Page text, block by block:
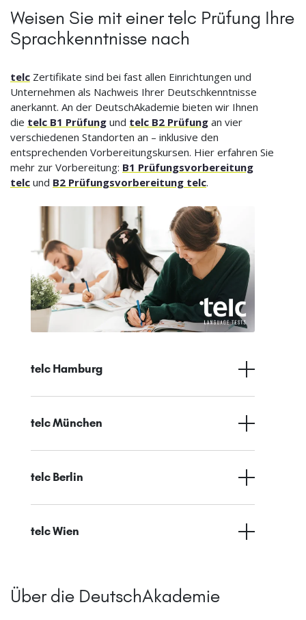
Weisen Sie mit einer telc Prüfung Ihre
Sprachkenntnisse nach
telc Zertifikate sind bei fast allen Einrichtungen und
Unternehmen als Nachweis Ihrer Deutschkenntnisse
anerkannt. An der DeutschAkademie bieten wir Ihnen
die telc B1 Prüfung und telc B2 Prüfung an vier
verschiedenen Standorten an – inklusive den
entsprechenden Vorbereitungskursen. Hier erfahren Sie
mehr zur Vorbereitung: B1 Prüfungsvorbereitung
telc und B2 Prüfungsvorbereitung telc.
telc Hamburg
telc München
telc Berlin
telc Wien
Über die DeutschAkademie